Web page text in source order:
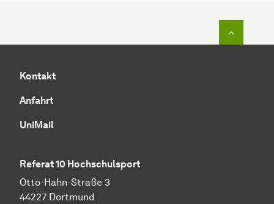
Kontakt
Anfahrt
UniMail
Referat 10 Hochschulsport
Otto-Hahn-Straße 3
44227 Dortmund